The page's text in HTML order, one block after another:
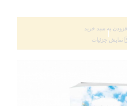
به سبد خرید
نمایش جزئیات